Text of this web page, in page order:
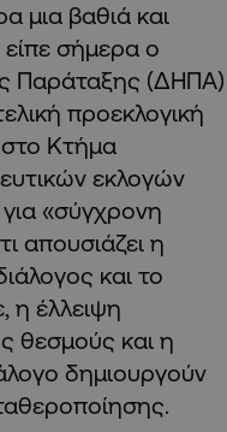
μια βαθιά και
σήμερα ο
Παράταξης (ΔΗΠΑ)
προεκλογική
Κτήμα
εκλογών
«σύγχρονη
απουσιάζει η
και το
η έλλειψη
θεσμούς και η
δημιουργούν